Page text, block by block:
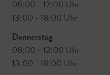
08:00 - 12:00 Uhr
13:00 - 18:00 Uhr
Donnerstag
08:00 - 12:00 Uhr
13:00 - 18:00 Uhr